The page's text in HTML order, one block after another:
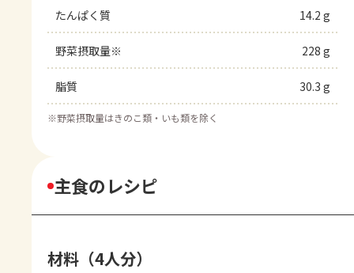
たんぱく質 14.2 g
野菜摂取量※ 228 g
脂質 30.3 g
※野菜摂取量はきのこ類・いも類を除く
主食のレシピ
材料（4人分）